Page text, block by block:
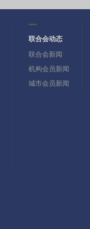
联合会动态
联合会新闻
机构会员新闻
城市会员新闻